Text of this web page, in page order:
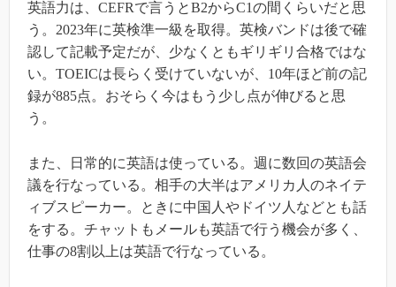
英語力は、CEFRで言うとB2からC1の間くらいだと思
う。2023年に英検準一級を取得。英検バンドは後で確
認して記載予定だが、少なくともギリギリ合格ではな
い。TOEICは長らく受けていないが、10年ほど前の記
録が885点。おそらく今はもう少し点が伸びると思
う。
また、日常的に英語は使っている。週に数回の英語会
議を行なっている。相手の大半はアメリカ人のネイテ
ィブスピーカー。ときに中国人やドイツ人などとも話
をする。チャットもメールも英語で行う機会が多く、
仕事の8割以上は英語で行なっている。